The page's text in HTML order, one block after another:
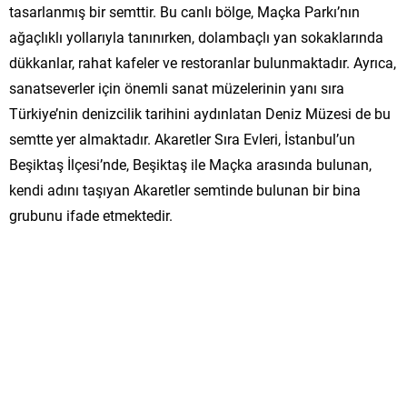
tasarlanmış bir semttir. Bu canlı bölge, Maçka Parkı’nın
ağaçlıklı yollarıyla tanınırken, dolambaçlı yan sokaklarında
dükkanlar, rahat kafeler ve restoranlar bulunmaktadır. Ayrıca,
sanatseverler için önemli sanat müzelerinin yanı sıra
Türkiye’nin denizcilik tarihini aydınlatan Deniz Müzesi de bu
semtte yer almaktadır. Akaretler Sıra Evleri, İstanbul’un
Beşiktaş İlçesi’nde, Beşiktaş ile Maçka arasında bulunan,
kendi adını taşıyan Akaretler semtinde bulunan bir bina
grubunu ifade etmektedir.